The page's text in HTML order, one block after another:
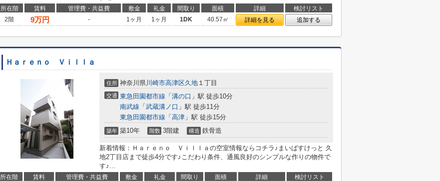
所在階 賃料 管理費・共益費 敷金 礼金 間取り 面積 詳細
検討リスト
2階
9万円 - 1ヶ月 1ヶ月 1DK 40.57㎡ 詳細を見る 追加する
Ｈａｒｅｎｏ Ｖｉｌｌａ
住所 神奈川県川崎市高津区久地 １丁目
交通 東急田園都市線 「 溝の口 」駅 徒歩10分
南武線 「 武蔵溝ノ口 」駅 徒歩11分
東急田園都市線 「 高津 」駅 徒歩15分
築年 築10年 階数 3階建 構造 鉄骨造
新着情報：Ｈａｒｅｎｏ Ｖｉｌｌａの空室情報ならコチラ♪まいばすけっと 久
地2丁目店まで徒歩4分です♪こだわり条件、通風良好のシンプルな作りの物件で
す♪...
所在階 賃料 管理費・共益費 敷金 礼金 間取り 面積 詳細
検討リスト